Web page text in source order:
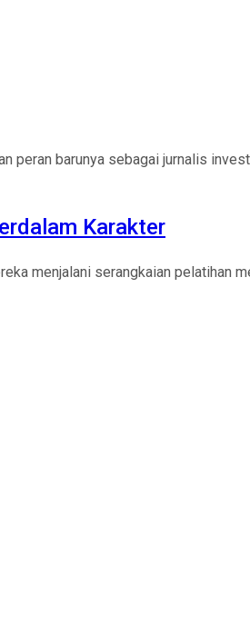
barunya sebagai jurnalis
Karakter
menjalani serangkaian pelatihan